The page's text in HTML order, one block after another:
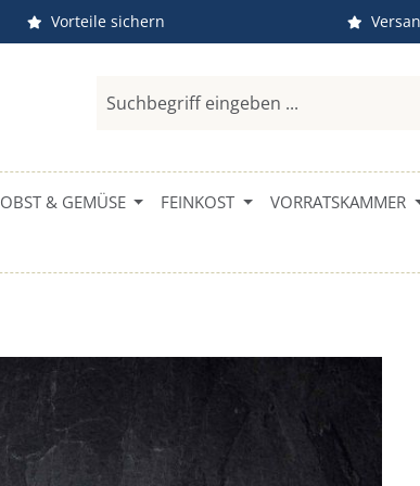
Vorteile sichern
OBST & GEMÜSE FEINKOST VORRATSKAMMER